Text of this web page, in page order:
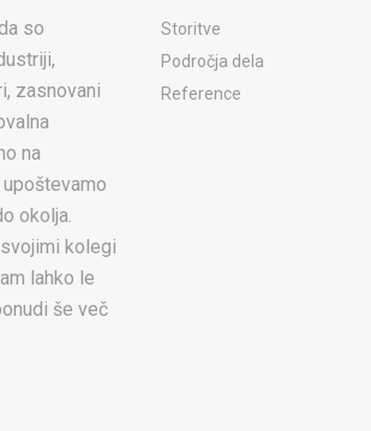
so
zasnovani
na
okolja.
kolegi
lahko le
še več
Storitve
Področja dela
Reference